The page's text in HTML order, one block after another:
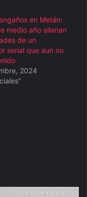
en Metán:
medio año allanan
de un
serial que aun no
2024